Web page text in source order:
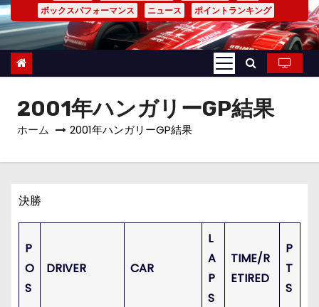
ボックスパフォーマンス
ニュース ポイントランキング
2001年ハンガリーGP結果
ホーム 2001年ハンガリーGP結果
決勝
P
O
S
DRIVER CAR
L
A
P
S
TIME/R
ETIRED
P
T
S